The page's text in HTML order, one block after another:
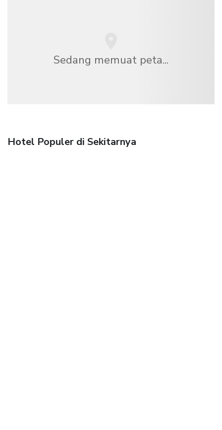
Sedang memuat peta...
Hotel Populer di Sekitarnya